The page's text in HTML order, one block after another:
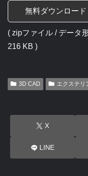
無料ダウンロード
( zipファイル / データ
216 KB )
3D CAD エクステリ
X
LINE